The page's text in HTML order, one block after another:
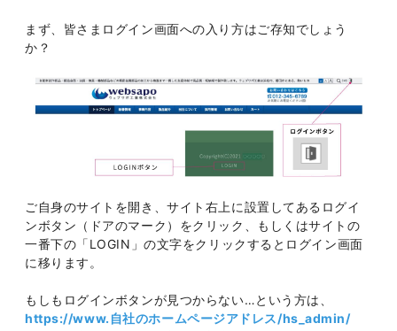
まず、皆さまログイン画面への入り方はご存知でしょう
か？
ご自身のサイトを開き、サイト右上に設置してあるログイ
ンボタン（ドアのマーク）をクリック、もしくはサイトの
一番下の「LOGIN」の文字をクリックするとログイン画面
に移ります。
もしもログインボタンが見つからない…という方は、
https://www.自社のホームページアドレス/hs_admin/